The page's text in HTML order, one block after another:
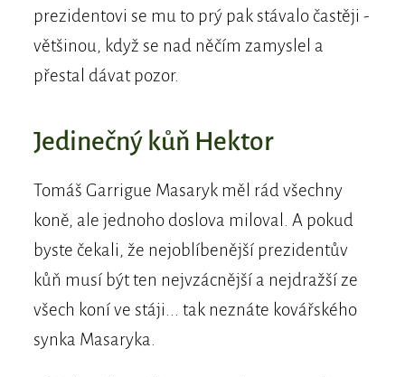
prezidentovi se mu to prý pak stávalo častěji -
většinou, když se nad něčím zamyslel a
přestal dávat pozor.
Jedinečný kůň Hektor
Tomáš Garrigue Masaryk měl rád všechny
koně, ale jednoho doslova miloval. A pokud
byste čekali, že nejoblíbenější prezidentův
kůň musí být ten nejvzácnější a nejdražší ze
všech koní ve stáji... tak neznáte kovářského
synka Masaryka.